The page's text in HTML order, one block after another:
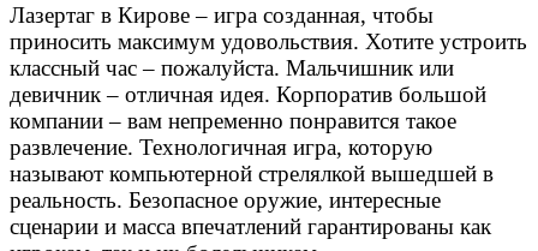
Лазертаг в Кирове – игра созданная, чтобы
приносить максимум удовольствия. Хотите устроить
классный час – пожалуйста. Мальчишник или
девичник – отличная идея. Корпоратив большой
компании – вам непременно понравится такое
развлечение. Технологичная игра, которую
называют компьютерной стрелялкой вышедшей в
реальность. Безопасное оружие, интересные
сценарии и масса впечатлений гарантированы как